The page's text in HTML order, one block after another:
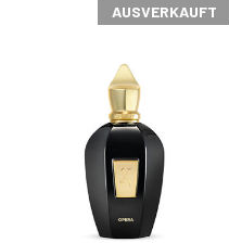
AUSVERKAUFT